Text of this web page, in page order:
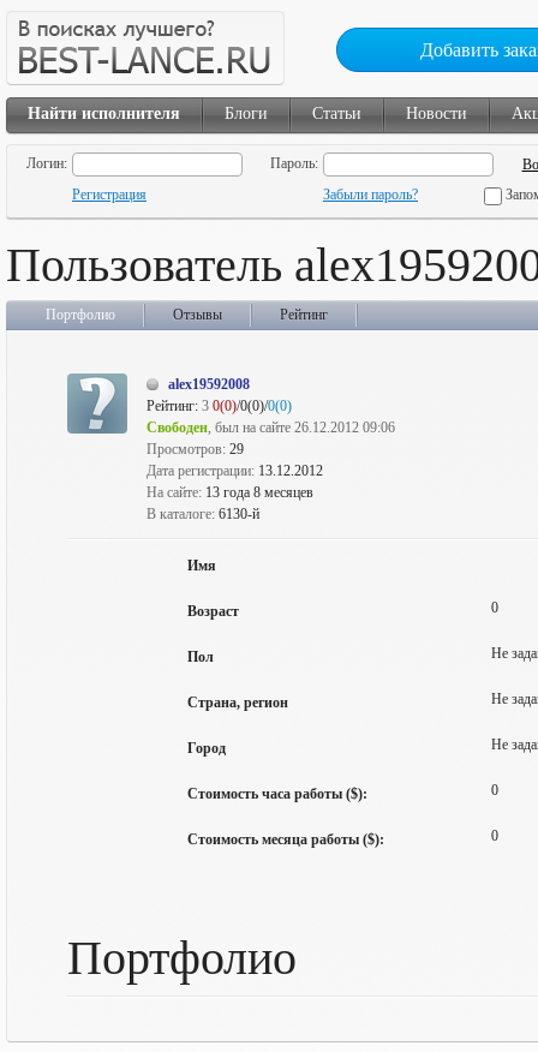
Добавить
Найти исполнителя Блоги Статьи Новости
Логин:
Пароль:
Регистрация
Забыли пароль?
Пользователь
Портфолио Отзывы Рейтинг
alex19592008
Рейтинг: 3 0(0)/0(0)/0(0)
Свободен, был на сайте 26.12.2012 09:06
Просмотров: 29
Дата регистрации: 13.12.2012
На сайте: 13 года 8 месяцев
В каталоге: 6130-й
Имя
Возраст 0
Пол Не
Страна, регион Не
Город Не
Стоимость часа работы ($): 0
Стоимость месяца работы ($): 0
Портфолио